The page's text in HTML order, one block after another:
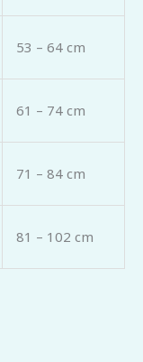
53 – 64 cm
61 – 74 cm
71 – 84 cm
81 – 102 cm